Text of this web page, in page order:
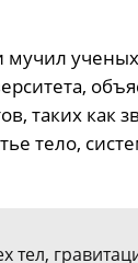
мучил
таких как
тело,
тел,